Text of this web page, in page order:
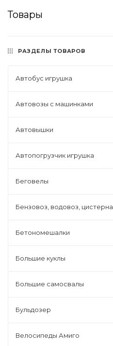
Товары
РАЗДЕЛЫ ТОВАРОВ
Автобус игрушка
Автовозы с машинками
Автовышки
Автопогрузчик игрушка
Беговелы
Бензовоз, водовоз, цистерна
Бетономешалки
Большие куклы
Большие самосвалы
Бульдозер
Велосипеды Амиго